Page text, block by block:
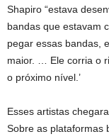
Shapiro “estava
bandas que estavam
pegar essas bandas,
maior. … Ele corria o
o próximo nível.’
Esses artistas
Sobre as plataformas